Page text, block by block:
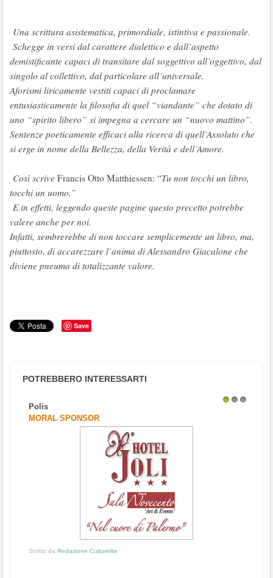
Una scrittura asistematica, primordiale, istintiva e passionale.
Schegge in versi dal carattere dialettico e dall’aspetto
demistificante capaci di transitare dal soggettivo all’oggettivo, dal
singolo al collettivo, dal particolare all’universale.
Aforismi liricamente vestiti capaci di proclamare
entusiasticamente la filosofia di quel “viandante” che dotato di
uno “spirito libero” si impegna a cercare un “nuovo mattino”.
Sentenze poeticamente efficaci alla ricerca di quell’Assoluto che
si erge in nome della Bellezza, della Verità e dell’Amore.
Così scrive Francis Otto Matthiessen: “Tu non tocchi un libro,
tocchi un uomo.”
E in effetti, leggendo queste pagine questo precetto potrebbe
valere anche per noi.
Infatti, sembrerebbe di non toccare semplicemente un libro, ma,
piuttosto, di accarezzare l’anima di Alessandro Giacalone che
diviene pneuma di totalizzante valore.
Save
POTREBBERO INTERESSARTI
Polis
MORAL SPONSOR
Scritto da Redazione Culturelite